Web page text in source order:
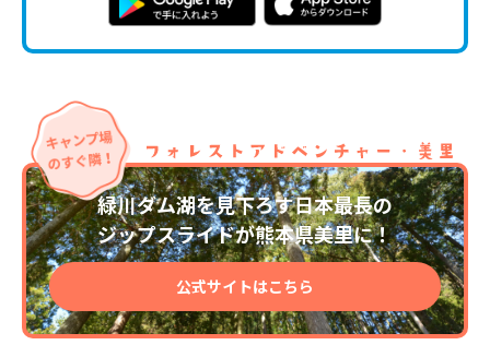
緑川ダム湖を見下ろす日本最長の
ジップスライドが熊本県美里に！
公式サイトはこちら